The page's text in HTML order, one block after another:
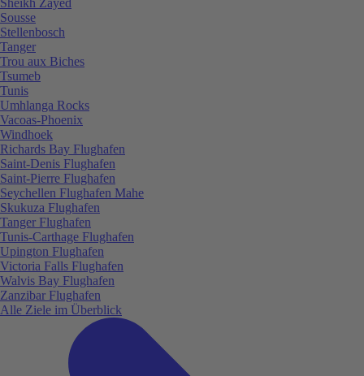
Sousse
Stellenbosch
Tanger
Trou aux Biches
Tsumeb
Tunis
Umhlanga Rocks
Vacoas-Phoenix
Windhoek
Richards Bay Flughafen
Saint-Denis Flughafen
Saint-Pierre Flughafen
Seychellen Flughafen Mahe
Skukuza Flughafen
Tanger Flughafen
Tunis-Carthage Flughafen
Upington Flughafen
Victoria Falls Flughafen
Walvis Bay Flughafen
Zanzibar Flughafen
Alle Ziele im Überblick